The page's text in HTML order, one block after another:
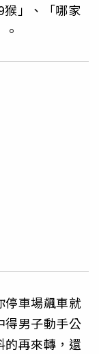
猴」、「哪家
停車場飆車就
得男子動手公
的再來轉，還